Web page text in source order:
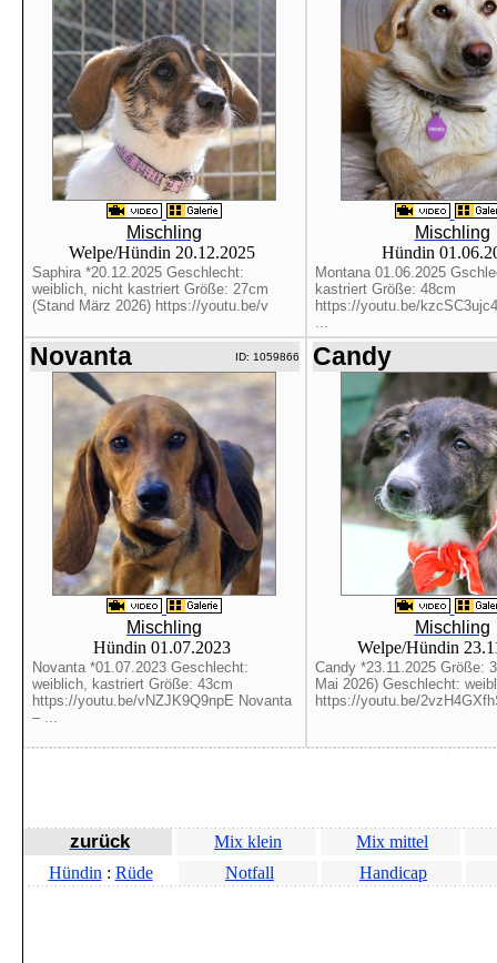
Mischling
Welpe/Hündin 20.12.2025
Saphira *20.12.2025 Geschlecht:
weiblich, nicht kastriert Größe: 27cm
(Stand März 2026) https://youtu.be/v
Mischling
Hündin
Montana 01.06.2025
kastriert Größe: 48cm
https://youtu.be/
...
Novanta ID: 1059866
Mischling
Hündin 01.07.2023
Novanta *01.07.2023 Geschlecht:
weiblich, kastriert Größe: 43cm
https://youtu.be/vNZJK9Q9npE Novanta
– ...
Candy
Mischling
Welpe/Hündin
Candy *23.11.2025 Größe:
Mai 2026) Geschlecht:
https://youtu.be/
zurück Mix klein
Mix mittel
Hündin : Rüde Notfall Handicap